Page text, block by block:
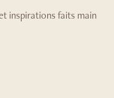
inspirations faits main